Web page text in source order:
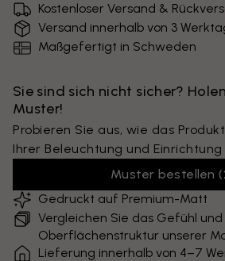
Kostenloser Versand &
Versand innerhalb von 3
Maßgefertigt in Schweden
Sie sind sich nicht sicher?
Muster!
Probieren Sie aus, wie das
Ihrer Beleuchtung und Einrichtung
Muster bestellen (
Gedruckt auf Premium-Matt
Vergleichen Sie das Gefühl und
Oberflächenstruktur unserer
Lieferung innerhalb von 4–7